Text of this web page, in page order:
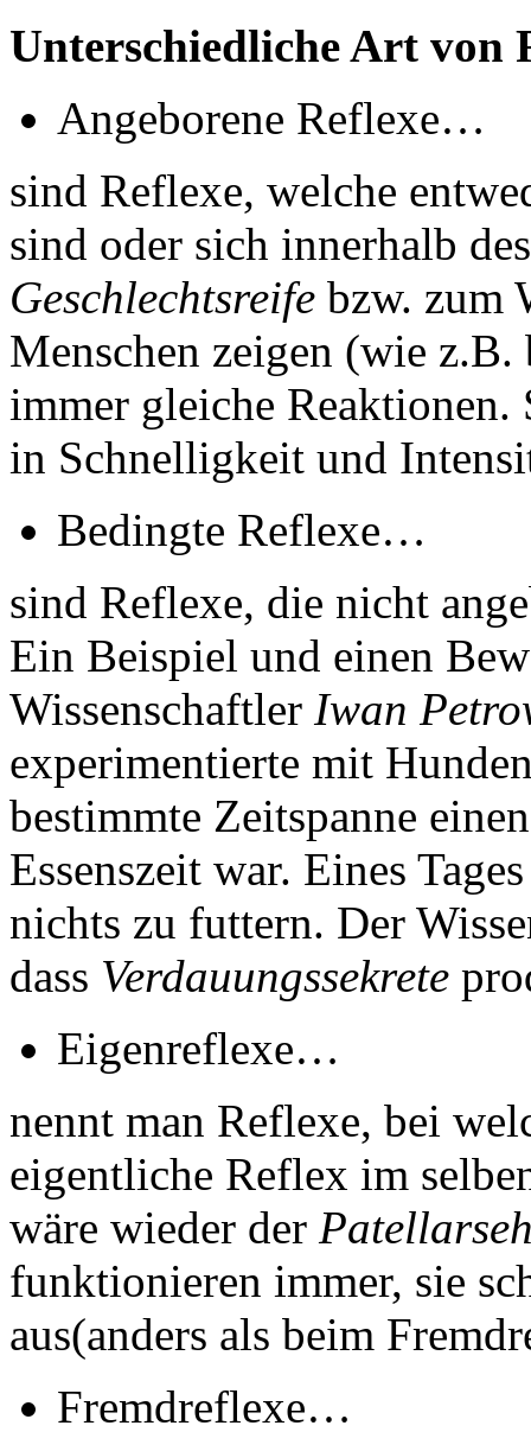
Unterschiedliche Art von
Angeborene Reflexe…
sind Reflexe, welche
sind oder sich innerhalb
Geschlechtsreife bzw. zum
Menschen zeigen (wie
immer gleiche Reaktionen.
in Schnelligkeit und
Bedingte Reflexe…
sind Reflexe, die nicht
Ein Beispiel und einen
Wissenschaftler Iwan
experimentierte mit
bestimmte Zeitspanne
Essenszeit war. Eines
nichts zu futtern. Der
dass Verdauungssekrete
Eigenreflexe…
nennt man Reflexe, bei
eigentliche Reflex im
wäre wieder der
funktionieren immer, sie
aus(anders als beim
Fremdreflexe…